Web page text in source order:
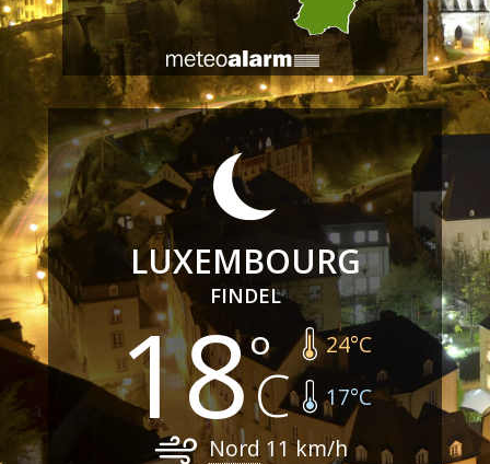
LUXEMBOURG
FINDEL
18 24°C
17°C
Nord 11km/h